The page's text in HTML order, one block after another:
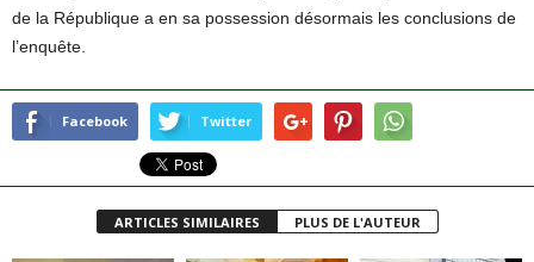
de la République a en sa possession désormais les conclusions de
l’enquête.
Facebook Twitter
ARTICLES SIMILAIRES PLUS DE L'AUTEUR